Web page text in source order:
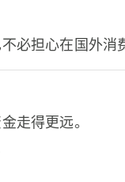
必担心在国外消
走得更远。